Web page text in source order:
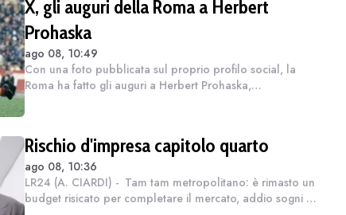
X, gli auguri della Roma a Herbert
Prohaska
ago 08, 10:49
Con una foto pubblicata sul proprio profilo social, la
Roma ha fatto gli auguri a Herbert Prohaska,
Rischio d'impresa capitolo quarto
ago 08, 10:36
LR24 (A. CIARDI) - Tam tam metropolitano: è rimasto un
budget risicato per completare il mercato, addio sogni di